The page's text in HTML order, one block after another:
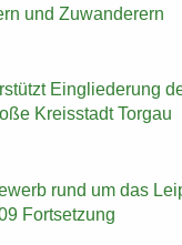
und Zu­wan­de­rern
Ein­glie­de­rung
Kreis­stadt Tor­gau
rund um das
Fort­set­zung